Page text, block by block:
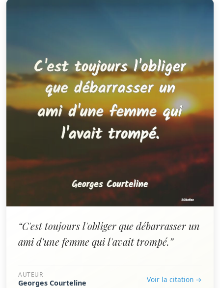
“C'est toujours l'obliger que débarrasser un
ami d'une femme qui l'avait trompé.”
AUTEUR
Georges Courteline Voir la citation →